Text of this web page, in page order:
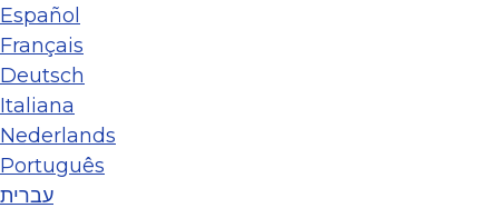
Español
Français
Deutsch
Italiana
Nederlands
Português
עברית